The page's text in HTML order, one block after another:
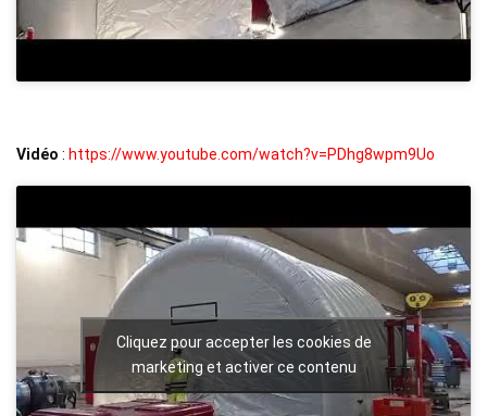
Vidéo : https://www.youtube.com/watch?v=PDhg8wpm9Uo
Cliquez pour accepter les cookies de
marketing et activer ce contenu